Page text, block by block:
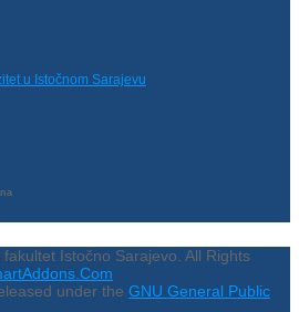
u Istočnom Sarajevu
Istočno Sarajevo. All Rights
under the GNU General Public